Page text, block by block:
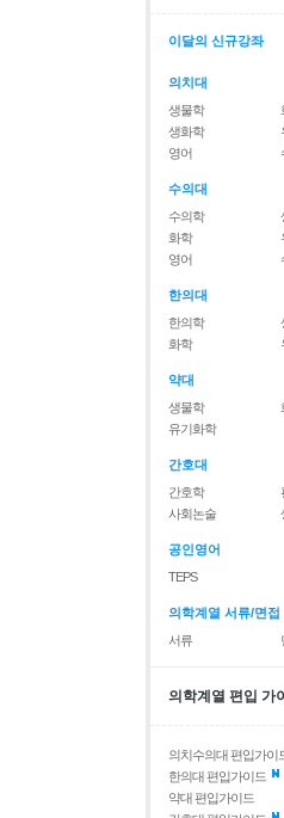
이달의 신규강좌
의치대
생물학
생화학
영어
수의대
수의학
화학
영어
한의대
한의학
화학
약대
생물학
유기화학
간호대
간호학
사회논술
공인영어
TEPS
의학계열 서류/면접
서류
의학계열 편입 가
의치수의대 편입가이
한의대 편입가이드
약대 편입가이드